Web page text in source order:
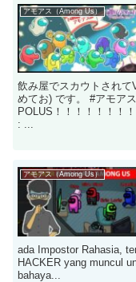
アモアス（Among Us）
飲み屋でスカウトされ
めてお) です。 #アモア
POLUS！！！！！！！
: ...
アモアス（Among Us）
ada Impostor Rahasia,
HACKER yang muncul
bahaya...